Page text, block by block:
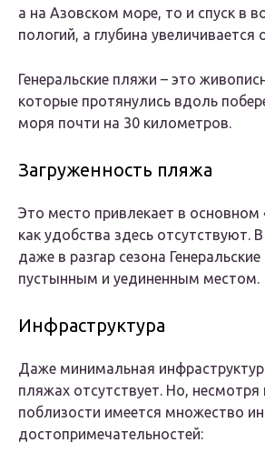
а на Азовском море, то и спуск в
пологий, а глубина увеличивается
Генеральские пляжи – это
которые протянулись вдоль
моря почти на 30 километров.
Загруженность пляжа
Это место привлекает в основном
как удобства здесь отсутствуют.
даже в разгар сезона
пустынным и уединенным местом.
Инфраструктура
Даже минимальная
пляжах отсутствует. Но, несмотря
поблизости имеется множество
достопримечательностей: